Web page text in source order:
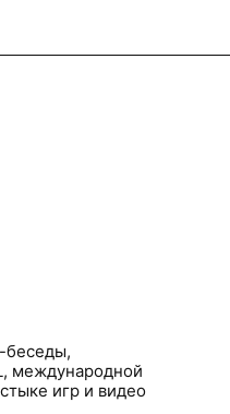
беседы,
международной
игр и видео